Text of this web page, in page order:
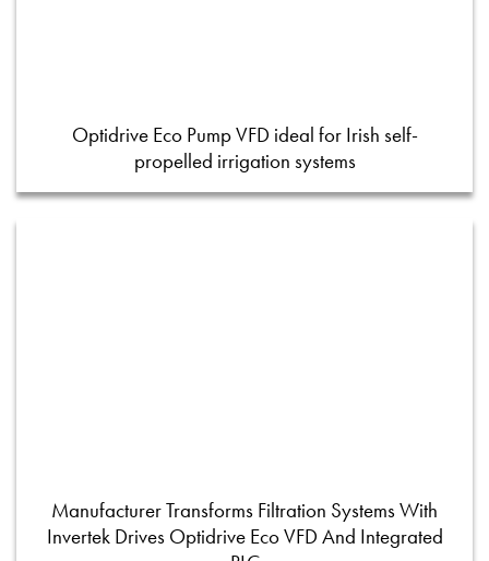
Optidrive Eco Pump VFD ideal for Irish self-
propelled irrigation systems
Manufacturer Transforms Filtration Systems With
Invertek Drives Optidrive Eco VFD And Integrated